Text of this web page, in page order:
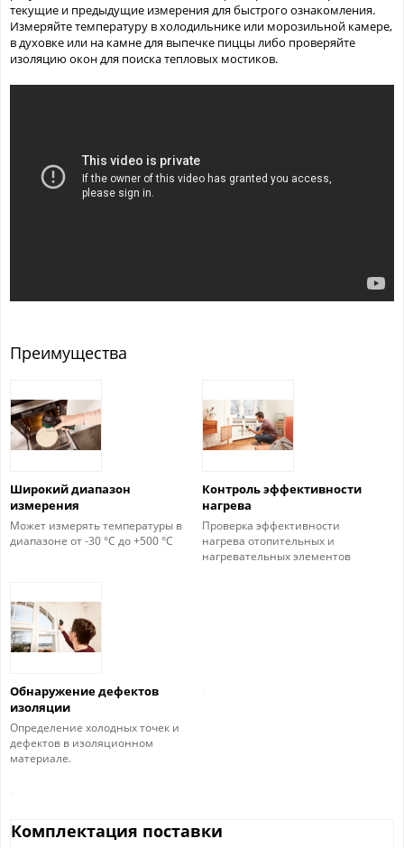
текущие и предыдущие измерения для быстрого ознакомления.
Измеряйте температуру в холодильнике или морозильной камере,
в духовке или на камне для выпечке пиццы либо проверяйте
изоляцию окон для поиска тепловых мостиков.
Преимущества
Широкий диапазон
измерения
Может измерять температуры в
диапазоне от -30 °C до +500 °C
Контроль эффективности
нагрева
Проверка эффективности
нагрева отопительных и
нагревательных элементов
Обнаружение дефектов
изоляции
Определение холодных точек и
дефектов в изоляционном
материале.
Комплектация поставки